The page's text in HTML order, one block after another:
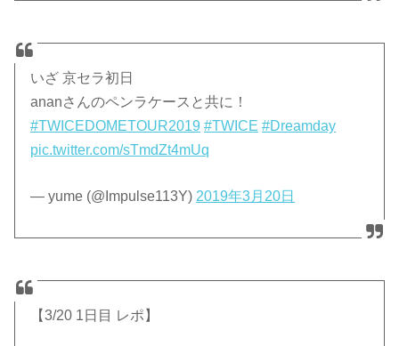
いざ 京セラ初日
ananさんのペンラケースと共に！
#TWICEDOMETOUR2019 #TWICE #Dreamday
pic.twitter.com/sTmdZt4mUq
— yume (@Impulse113Y) 2019年3月20日
【3/20 1日目 レポ】